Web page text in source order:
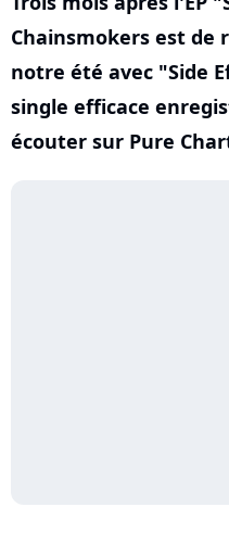
Chainsmokers est
notre été avec "Side
single efficace
écouter sur Pure